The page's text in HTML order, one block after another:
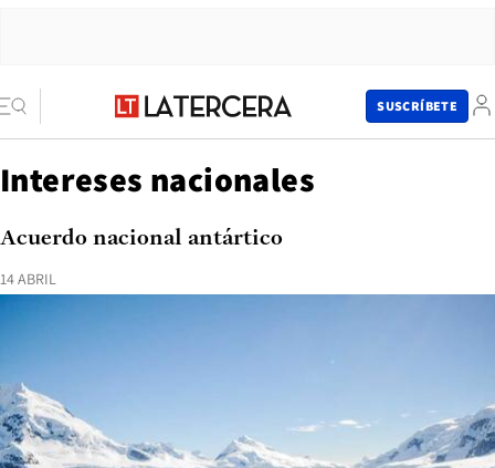
SUSCRÍBETE
Intereses nacionales
14 ABRIL
Acuerdo nacional antártico